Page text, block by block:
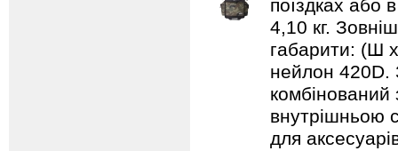
поїздках або
4,10 кг.
габарити: (Ш
нейлон 420D.
внутрішньою
для